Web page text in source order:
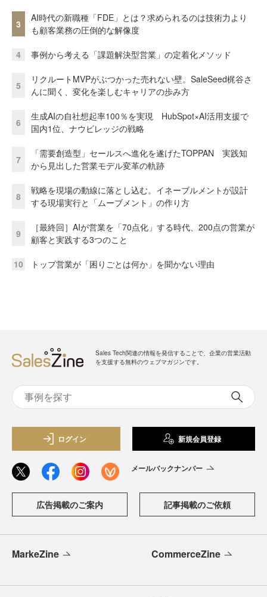
3
AI時代の新職種「FDE」とは？求められるのは技術力より
も顧客業務の圧倒的な解像度
4 事例から考える「課題解決型営業」の定着化メソッド
5
リクルートMVPがぶつかった売れない壁。SaleSeed梶谷さ
んに聞く、変化を楽しむキャリアの歩み方
6
生成AIの自社想起率100％を実現 HubSpot×AI活用支援で
国内1位、ナウビレッジの戦略
7
「需要創造型」セールスへ進化を遂げたTOPPAN 実践知
から見出した営業モデル変革の軌跡
8
戦略を現場の動線に落とし込む。イネーブルメントが設計
する現場実行と「ムーブメント」の作り方
9
［最終回］AIが営業を「70点化」する時代、200点の営業が
顧客と実践する3つのこと
10 トップ営業が「困りごとは何か」を聞かない理由
Sales Tech関連の情報を発信することで、企業の営業活動
を支援する無料のウェブマガジンです。
ログイン 新規会員登録
メールバックナンバー
広告掲載のご案内 記事掲載のご依頼
MarkeZine CommerceZine